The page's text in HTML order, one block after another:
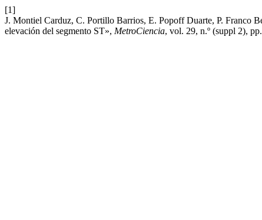
[1]
J. Montiel Carduz, C. Portillo Barrios, E. Popoff Duarte, P. Franco
elevación del segmento ST», MetroCiencia, vol. 29, n.º (suppl 2),